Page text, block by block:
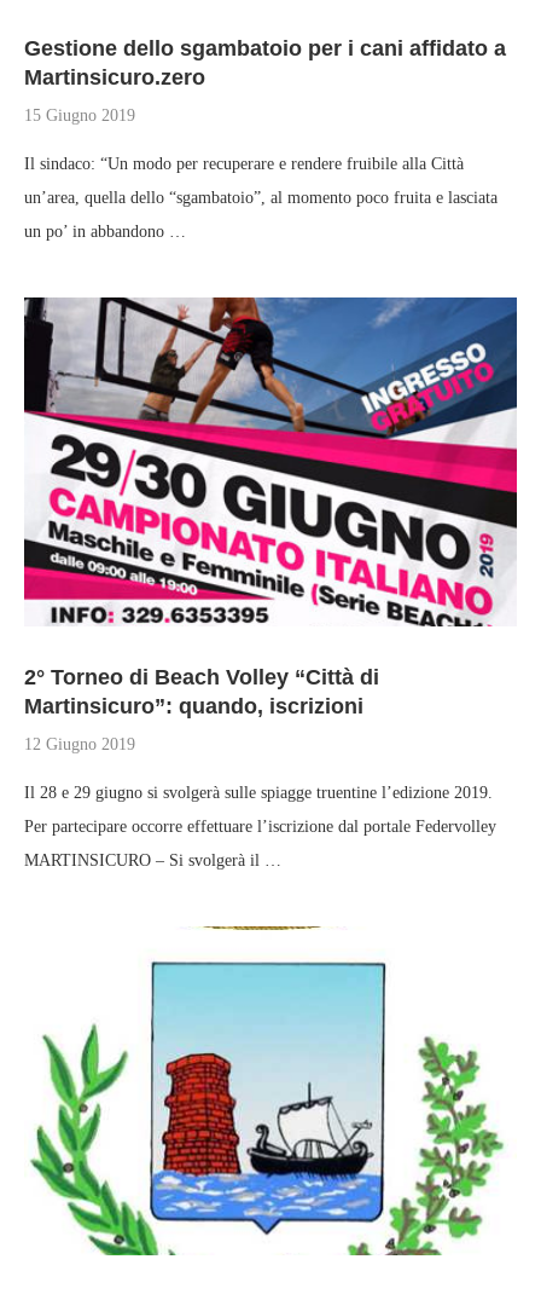
Gestione dello sgambatoio per i cani affidato a
Martinsicuro.zero
15 Giugno 2019
Il sindaco: “Un modo per recuperare e rendere fruibile alla Città
un’area, quella dello “sgambatoio”, al momento poco fruita e lasciata
un po’ in abbandono …
2° Torneo di Beach Volley “Città di
Martinsicuro”: quando, iscrizioni
12 Giugno 2019
Il 28 e 29 giugno si svolgerà sulle spiagge truentine l’edizione 2019.
Per partecipare occorre effettuare l’iscrizione dal portale Federvolley
MARTINSICURO – Si svolgerà il …